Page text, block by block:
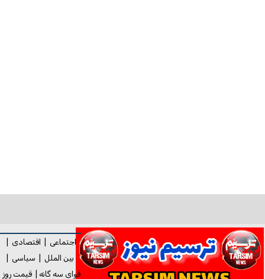
اجتماعی اقتصادی
بین الملل
سیاسی
قوای سه گانه |قیمت روز